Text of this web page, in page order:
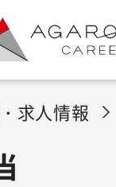
求人情報